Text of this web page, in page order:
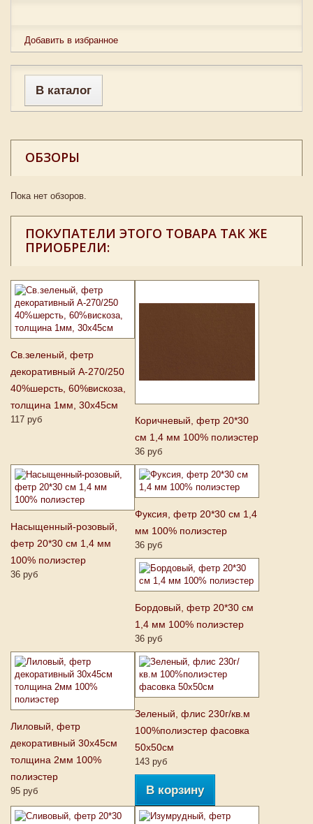
Добавить в избранное
В каталог
ОБЗОРЫ
Пока нет обзоров.
ПОКУПАТЕЛИ ЭТОГО ТОВАРА ТАК ЖЕ
ПРИОБРЕЛИ:
Св.зеленый, фетр
декоративный А-270/250
40%шерсть, 60%вискоза,
толщина 1мм, 30х45см
117 руб
Коричневый, фетр 20*30
см 1,4 мм 100% полиэстер
36 руб
Насыщенный-розовый,
фетр 20*30 см 1,4 мм
100% полиэстер
36 руб
Фуксия, фетр 20*30 см 1,4
мм 100% полиэстер
36 руб
Бордовый, фетр 20*30 см
1,4 мм 100% полиэстер
36 руб
Лиловый, фетр
декоративный 30х45см
толщина 2мм 100%
полиэcтер
95 руб
Зеленый, флис 230г/кв.м
100%полиэстер фасовка
50х50см
143 руб
В корзину